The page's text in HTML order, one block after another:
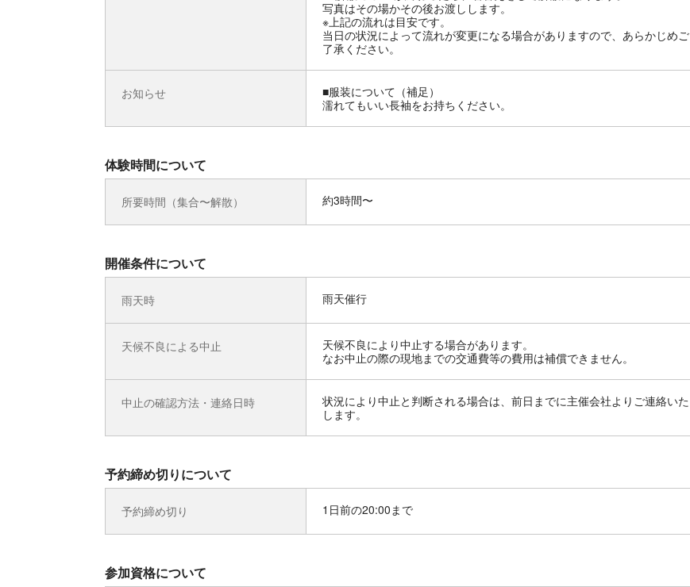
写真はその場かその後お渡しします。
※上記の流れは目安です。
当日の状況によって流れが変更になる場合がありますので、あらかじめご
了承ください。
お知らせ
■服装について（補足）
濡れてもいい長袖をお持ちください。
体験時間について
所要時間（集合〜解散） 約3時間〜
開催条件について
雨天時 雨天催行
天候不良による中止
天候不良により中止する場合があります。
なお中止の際の現地までの交通費等の費用は補償できません。
中止の確認方法・連絡日時
状況により中止と判断される場合は、前日までに主催会社よりご連絡いた
します。
予約締め切りについて
予約締め切り 1日前の20:00まで
参加資格について